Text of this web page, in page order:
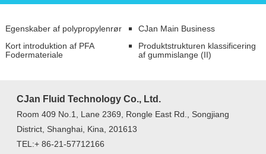
Egenskaber af polypropylenrør
CJan Main Business
Kort introduktion af PFA
Fodermateriale
Produktstrukturen klassificering
af gummislange (II)
CJan Fluid Technology Co., Ltd.
Room 409 No.1, Lane 2369, Rongle East Rd., Songjiang
District, Shanghai, Kina, 201613
TEL:+ 86-21-57712166